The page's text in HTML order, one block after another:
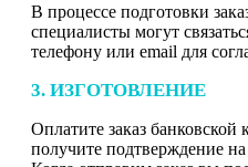
В процессе подготовки
специалисты могут
телефону или email для
3. ИЗГОТОВЛЕНИЕ
Оплатите заказ
получите подтверждение